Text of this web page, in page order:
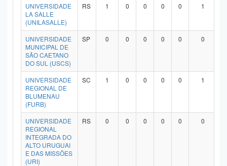
UNIVERSIDADE
LA SALLE
(UNILASALLE)
RS 1 0 0 0 0 1
UNIVERSIDADE
MUNICIPAL DE
SÃO CAETANO
DO SUL (USCS)
SP 0 0 0 0 0 0
UNIVERSIDADE
REGIONAL DE
BLUMENAU
(FURB)
SC 1 0 0 0 0 1
UNIVERSIDADE
REGIONAL
INTEGRADA DO
ALTO URUGUAI
E DAS MISSÕES
(URI)
RS 0 0 0 0 0 0